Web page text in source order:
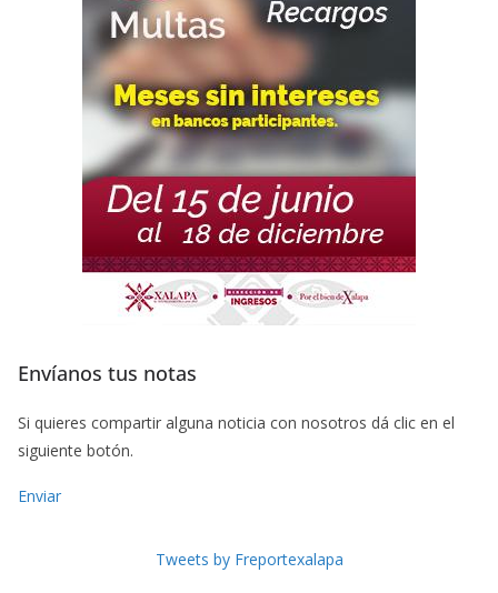
Envíanos tus notas
Si quieres compartir alguna noticia con nosotros dá clic en el
siguiente botón.
Enviar
Tweets by Freportexalapa